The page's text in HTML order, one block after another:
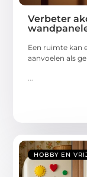
Verbeter
Een ruimte kan
aanvoelen als
HOBBY EN